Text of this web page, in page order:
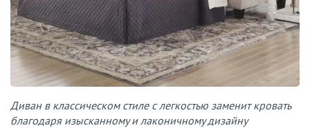
Диван в классическом стиле с легкостью заменит кровать
благодаря изысканному и лаконичному дизайну